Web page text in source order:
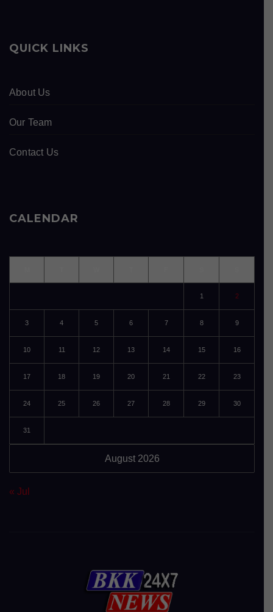
QUICK LINKS
About Us
Our Team
Contact Us
CALENDAR
August 2026
1 2
3 4 5 6 7 8 9
10 11 12 13 14 15 16
17 18 19 20 21 22 23
24 25 26 27 28 29 30
31
« Jul